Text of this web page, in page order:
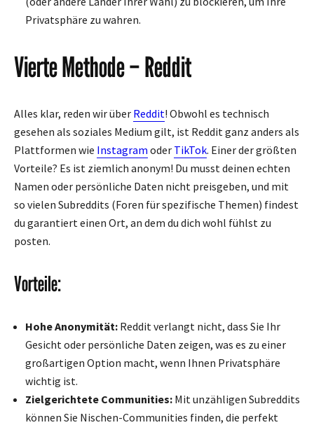
Privatsphäre zu wahren.
Vierte Methode – Reddit
Alles klar, reden wir über Reddit! Obwohl es technisch
gesehen als soziales Medium gilt, ist Reddit ganz anders als
Plattformen wie Instagram oder TikTok. Einer der größten
Vorteile? Es ist ziemlich anonym! Du musst deinen echten
Namen oder persönliche Daten nicht preisgeben, und mit
so vielen Subreddits (Foren für spezifische Themen) findest
du garantiert einen Ort, an dem du dich wohl fühlst zu
posten.
Vorteile:
Hohe Anonymität: Reddit verlangt nicht, dass Sie Ihr
Gesicht oder persönliche Daten zeigen, was es zu einer
großartigen Option macht, wenn Ihnen Privatsphäre
wichtig ist.
Zielgerichtete Communities: Mit unzähligen Subreddits
können Sie Nischen-Communities finden, die perfekt